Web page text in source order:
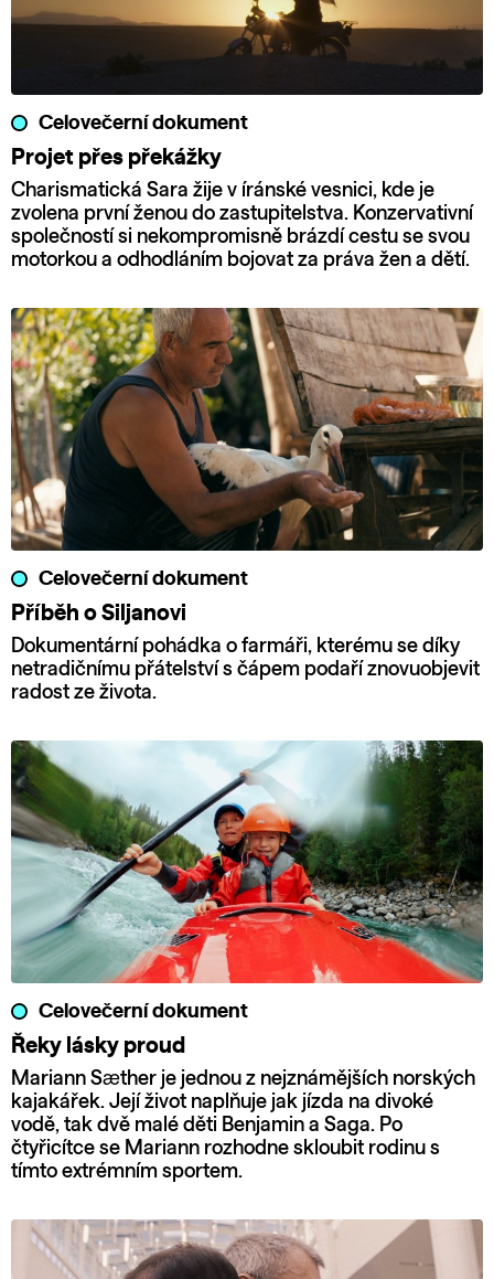
Celovečerní dokument
Projet přes překážky
Charismatická Sara žije v íránské vesnici, kde je
zvolena první ženou do zastupitelstva. Konzervativní
společností si nekompromisně brázdí cestu se svou
motorkou a odhodláním bojovat za práva žen a dětí.
Celovečerní dokument
Příběh o Siljanovi
Dokumentární pohádka o farmáři, kterému se díky
netradičnímu přátelství s čápem podaří znovuobjevit
radost ze života.
Celovečerní dokument
Řeky lásky proud
Mariann Sæther je jednou z nejznámějších norských
kajakářek. Její život naplňuje jak jízda na divoké
vodě, tak dvě malé děti Benjamin a Saga. Po
čtyřicítce se Mariann rozhodne skloubit rodinu s
tímto extrémním sportem.